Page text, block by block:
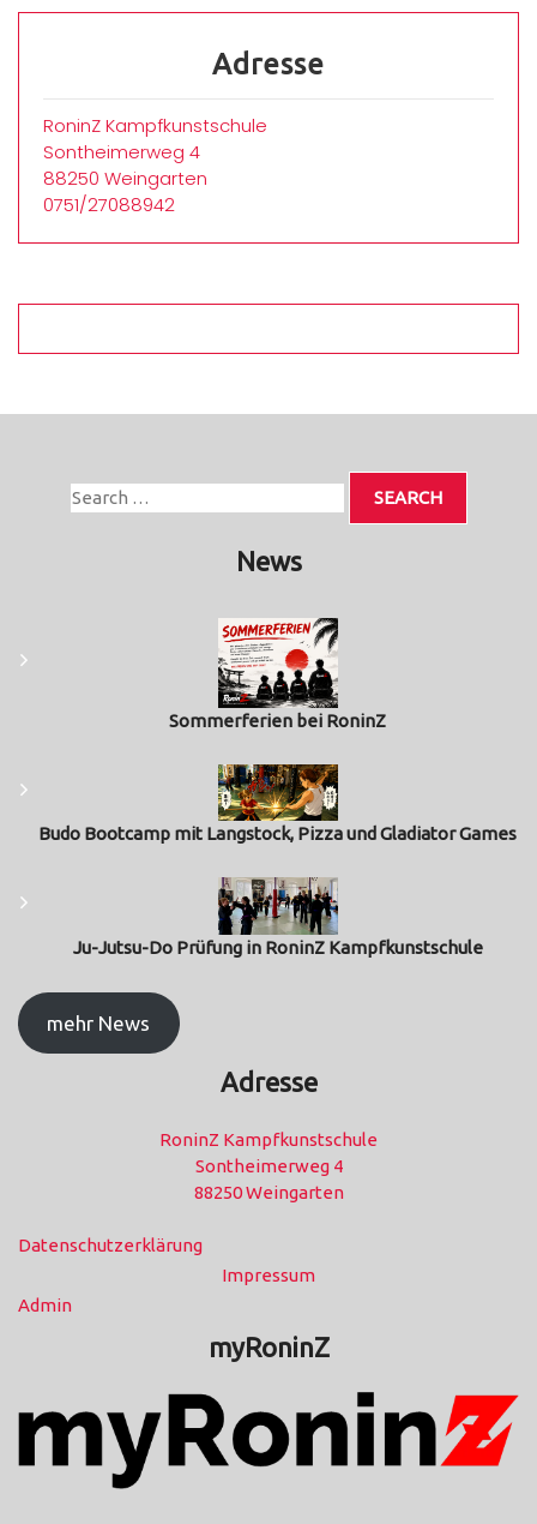
Adresse
RoninZ Kampfkunstschule
Sontheimerweg 4
88250 Weingarten
0751/27088942
News
Sommerferien bei RoninZ
Budo Bootcamp mit Langstock, Pizza und Gladiator Games
Ju-Jutsu-Do Prüfung in RoninZ Kampfkunstschule
mehr News
Adresse
RoninZ Kampfkunstschule
Sontheimerweg 4
88250 Weingarten
Datenschutzerklärung
Impressum
Admin
myRoninZ